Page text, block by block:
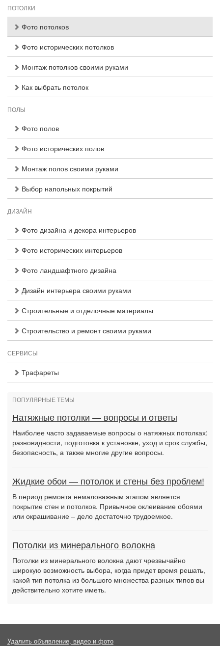
ПОТОЛКИ
Фото потолков
Фото исторических потолков
Монтаж потолков своими руками
Как выбрать потолок
ПОЛЫ
Фото полов
Фото исторических полов
Монтаж полов своими руками
Выбор напольных покрытий
ДИЗАЙН
Фото дизайна и декора интерьеров
Фото исторических интерьеров
Фото ландшафтного дизайна
Дизайн интерьера своими руками
Строительные и отделочные материалы
Строительство и ремонт своими руками
СЕРВИСЫ
Трафареты
ПОПУЛЯРНЫЕ ТЕМЫ
Натяжные потолки — вопросы и ответы
Наиболее часто задаваемые вопросы о натяжных потолках:
разновидности, подготовка к установке, уход и срок службы,
безопасность, а также многие другие вопросы.
Жидкие обои — потолок и стены без проблем!
В период ремонта немаловажным этапом является
покрытие стен и потолков. Привычное оклеивание обоями
или окрашивание – дело достаточно трудоемкое.
Потолки из минерального волокна
Потолки из минерального волокна дают чрезвычайно
широкую возможность выбора, когда придет время решать,
какой тип потолка из большого множества разных типов вы
действительно хотите иметь.
Удалить объявление, видео и фото